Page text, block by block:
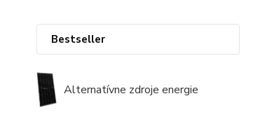
Bestseller
Alternatívne zdroje energie